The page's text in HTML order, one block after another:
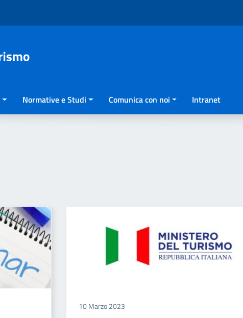
Normative e Studi Comunica con noi Intranet
10 Marzo 2023